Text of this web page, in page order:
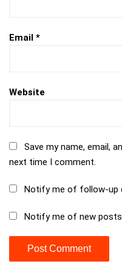
Email *
Website
Save my name, email,
next time I comment.
Notify me of follow-up
Notify me of new posts